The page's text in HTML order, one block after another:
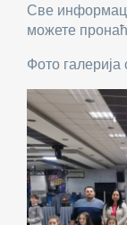
Све
можете
Фото